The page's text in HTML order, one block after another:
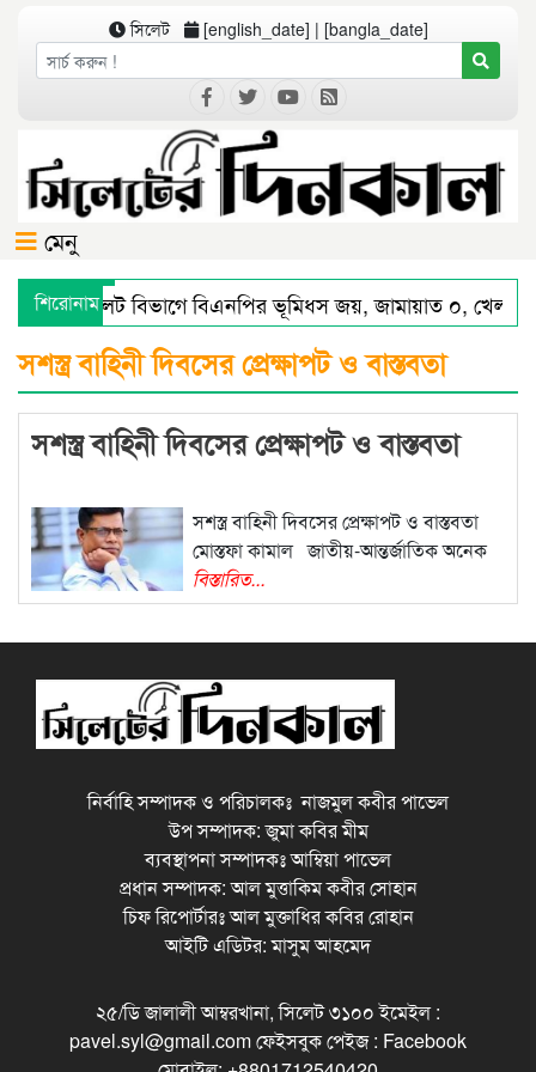
সিলেট [english_date] | [bangla_date]
মেনু
শিরোনামসিলেট বিভাগে বিএনপির ভূমিধস জয়, জামায়াত ০,
সিলেটে স্মার্ট পুলিশিংয়ে আইন-শৃঙ্খলায় স্বস্তি : শ’ত দিনে
সশস্ত্র বাহিনী দিবসের প্রেক্ষাপট ও বাস্তবতা
সশস্ত্র বাহিনী দিবসের প্রেক্ষাপট ও বাস্তবতা
সশস্ত্র বাহিনী দিবসের প্রেক্ষাপট ও বাস্তবতা
মোস্তফা কামাল জাতীয়-আন্তর্জাতিক অনেক
বিস্তারিত...
নির্বাহি সম্পাদক ও পরিচালকঃ নাজমুল কবীর পাভেল
উপ সম্পাদক: জুমা কবির মীম
ব্যবস্থাপনা সম্পাদকঃ আম্বিয়া পাভেল
প্রধান সম্পাদক: আল মুত্তাকিম কবীর সোহান
চিফ রিপোর্টারঃ আল মুক্তাধির কবির রোহান
আইটি এডিটর: মাসুম আহমেদ
২৫/ডি জালালী আম্বরখানা, সিলেট ৩১০০ ইমেইল :
pavel.syl@gmail.com ফেইসবুক পেইজ : Facebook